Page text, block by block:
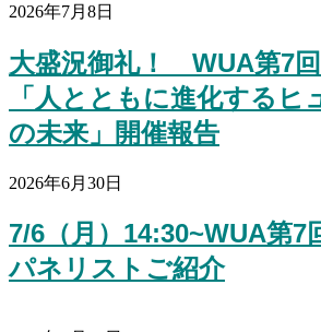
2026年7月8日
大盛況御礼！ WUA第7
「人とともに進化するヒ
の未来」開催報告
2026年6月30日
7/6（月）14:30~WUA第
パネリストご紹介